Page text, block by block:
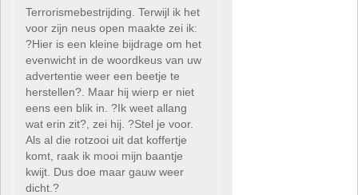
Terrorismebestrijding. Terwijl ik het
voor zijn neus open maakte zei ik:
?Hier is een kleine bijdrage om het
evenwicht in de woordkeus van uw
advertentie weer een beetje te
herstellen?. Maar hij wierp er niet
eens een blik in. ?Ik weet allang
wat erin zit?, zei hij. ?Stel je voor.
Als al die rotzooi uit dat koffertje
komt, raak ik mooi mijn baantje
kwijt. Dus doe maar gauw weer
dicht.?